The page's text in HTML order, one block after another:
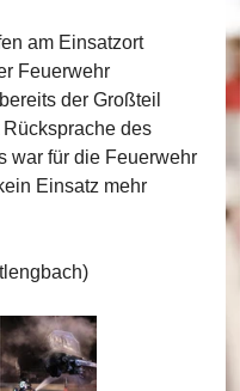
am Einsatzort
Feuerwehr
der Großteil
des
war für die Feuerwehr
Einsatz mehr